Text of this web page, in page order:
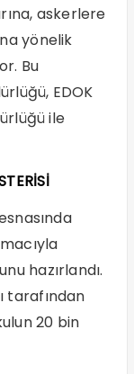
askerlere
yönelik
Bu
EDOK
ile
hazırlandı.
tarafından
20 bin